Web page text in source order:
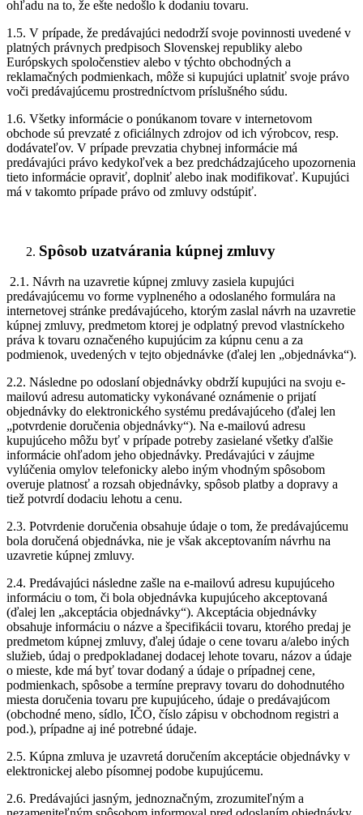
ohľadu na to, že ešte nedošlo k dodaniu tovaru.
1.5. V prípade, že predávajúci nedodrží svoje povinnosti uvedené v
platných právnych predpisoch Slovenskej republiky alebo
Európskych spoločenstiev alebo v týchto obchodných a
reklamačných podmienkach, môže si kupujúci uplatniť svoje právo
voči predávajúcemu prostredníctvom príslušného súdu.
1.6. Všetky informácie o ponúkanom tovare v internetovom
obchode sú prevzaté z oficiálnych zdrojov od ich výrobcov, resp.
dodávateľov. V prípade prevzatia chybnej informácie má
predávajúci právo kedykoľvek a bez predchádzajúceho upozornenia
tieto informácie opraviť, doplniť alebo inak modifikovať. Kupujúci
má v takomto prípade právo od zmluvy odstúpiť.
Spôsob uzatvárania kúpnej zmluvy
2.1. Návrh na uzavretie kúpnej zmluvy zasiela kupujúci
predávajúcemu vo forme vyplneného a odoslaného formulára na
internetovej stránke predávajúceho, ktorým zaslal návrh na uzavretie
kúpnej zmluvy, predmetom ktorej je odplatný prevod vlastníckeho
práva k tovaru označeného kupujúcim za kúpnu cenu a za
podmienok, uvedených v tejto objednávke (ďalej len „objednávka“).
2.2. Následne po odoslaní objednávky obdrží kupujúci na svoju e-
mailovú adresu automaticky vykonávané oznámenie o prijatí
objednávky do elektronického systému predávajúceho (ďalej len
„potvrdenie doručenia objednávky“). Na e-mailovú adresu
kupujúceho môžu byť v prípade potreby zasielané všetky ďalšie
informácie ohľadom jeho objednávky. Predávajúci v záujme
vylúčenia omylov telefonicky alebo iným vhodným spôsobom
overuje platnosť a rozsah objednávky, spôsob platby a dopravy a
tiež potvrdí dodaciu lehotu a cenu.
2.3. Potvrdenie doručenia obsahuje údaje o tom, že predávajúcemu
bola doručená objednávka, nie je však akceptovaním návrhu na
uzavretie kúpnej zmluvy.
2.4. Predávajúci následne zašle na e-mailovú adresu kupujúceho
informáciu o tom, či bola objednávka kupujúceho akceptovaná
(ďalej len „akceptácia objednávky“). Akceptácia objednávky
obsahuje informáciu o názve a špecifikácii tovaru, ktorého predaj je
predmetom kúpnej zmluvy, ďalej údaje o cene tovaru a/alebo iných
služieb, údaj o predpokladanej dodacej lehote tovaru, názov a údaje
o mieste, kde má byť tovar dodaný a údaje o prípadnej cene,
podmienkach, spôsobe a termíne prepravy tovaru do dohodnutého
miesta doručenia tovaru pre kupujúceho, údaje o predávajúcom
(obchodné meno, sídlo, IČO, číslo zápisu v obchodnom registri a
pod.), prípadne aj iné potrebné údaje.
2.5. Kúpna zmluva je uzavretá doručením akceptácie objednávky v
elektronickej alebo písomnej podobe kupujúcemu.
2.6. Predávajúci jasným, jednoznačným, zrozumiteľným a